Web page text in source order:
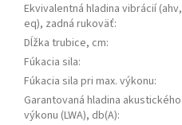
Ekvivalentná hladina vibrácií (ahv,
eq), zadná rukoväť:
Dĺžka trubice, cm:
Fúkacia sila:
Fúkacia sila pri max. výkonu:
Garantovaná hladina akustického
výkonu (LWA), db(A):